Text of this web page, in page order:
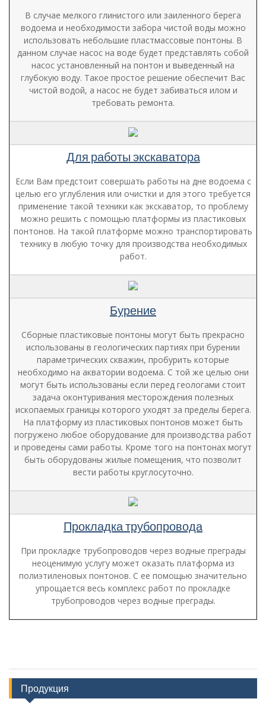
В случае мелкого глинистого или заиленного берега
водоема и необходимости забора чистой воды можно
использовать небольшие пластмассовые понтоны. В
данном случае насос на воде будет представлять собой
насос установленный на понтон и выведенный на
глубокую воду. Такое простое решение обеспечит Вас
чистой водой, а насос не будет забиваться илом и
требовать ремонта.
Для работы экскаватора
Если Вам предстоит совершать работы на дне водоема с
целью его углубления или очистки и для этого требуется
применение такой техники как экскаватор, то проблему
можно решить с помощью платформы из пластиковых
понтонов. На такой платформе можно транспортировать
технику в любую точку для производства необходимых
работ.
Бурение
Сборные пластиковые понтоны могут быть прекрасно
использованы в геологических партиях при бурении
параметрических скважин, пробурить которые
необходимо на акватории водоема. С той же целью они
могут быть использованы если перед геологами стоит
задача оконтуривания месторождения полезных
ископаемых границы которого уходят за пределы берега.
На платформу из пластиковых понтонов может быть
погружено любое оборудование для производства работ
и проведены сами работы. Кроме того на понтонах могут
быть оборудованы жилые помещения, что позволит
вести работы круглосуточно.
Прокладка трубопровода
При прокладке трубопроводов через водные преграды
неоценимую услугу может оказать платформа из
полиэтиленовых понтонов. С ее помощью значительно
упрощается весь комплекс работ по прокладке
трубопроводов через водные преграды.
Продукция